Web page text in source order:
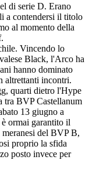
di serie D. Erano
a contendersi il titolo
al momento della
Vincendo lo
Black, l'Arco ha
hanno dominato
altrettanti incontri.
quarti dietro l'Hype
tra BVP Castellanum
13 giugno a
ormai garantito il
del BVP B,
proprio la sfida
posto invece per